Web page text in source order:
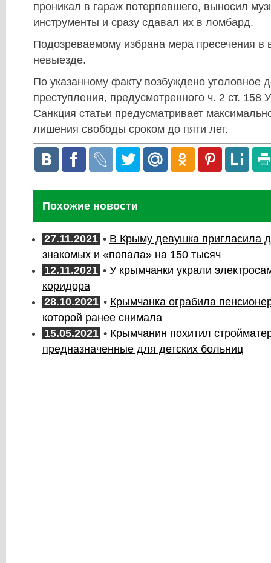
проникал в гараж потерпевшего, выносил
инструменты и сразу сдавал их в ломбард.
Подозреваемому избрана мера пресечения в
невыезде.
По указанному факту возбуждено уголовное
преступления, предусмотренного ч. 2 ст. 158
Санкция статьи предусматривает
лишения свободы сроком до пяти лет.
Похожие новости
27.11.2021 • В Крыму девушка пригласила
знакомых и «попала» на 150 тысяч
12.11.2021 • У крымчанки украли
коридора
28.10.2021 • Крымчанка ограбила
которой ранее снимала
15.05.2021 • Крымчанин похитил
предназначенные для детских больниц